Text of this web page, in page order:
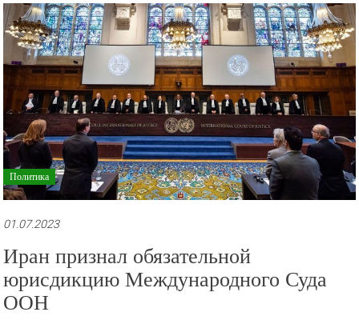
рекламные
ролики
презентации.
Политика
01.07.2023
Иран признал обязательной
юрисдикцию Международного Суда
ООН